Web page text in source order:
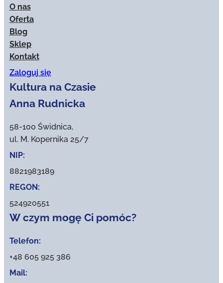
O nas
Oferta
Blog
Sklep
Kontakt
Zaloguj się
Kultura na Czasie
Anna Rudnicka
58-100 Świdnica,
ul. M. Kopernika 25/7
NIP:
8821983189
REGON:
524920551
W czym mogę Ci pomóc?
Telefon:
+48 605 925 386
Mail: